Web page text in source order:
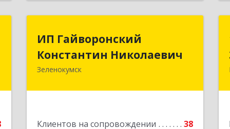
ИП Гайворонский
Константин Николаевич
Зеленокумск
Клиентов на сопровождении 38
ИП Гайворонский
Константин Николаевич
357910, Ставропольский край,
Подробнее